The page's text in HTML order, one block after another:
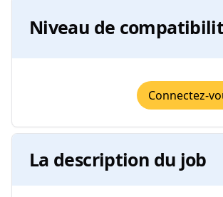
Niveau de
Connectez-
La description du job